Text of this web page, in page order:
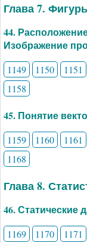
Глава 7.
44.
Изображение
1149 1150 1151
1158
45. Понятие
1159 1160 1161
1168
Глава 8.
46. Статические
1169 1170 1171